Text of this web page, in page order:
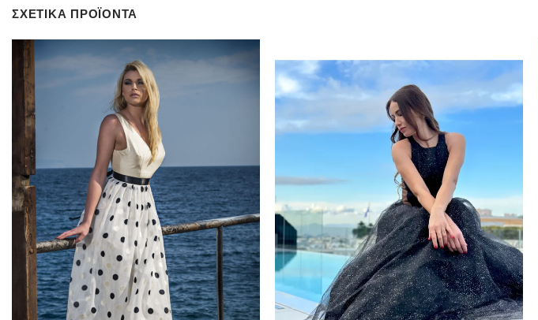
ΣΧΕΤΙΚΆ ΠΡΟΪΌΝΤΑ
Add to
wishlist